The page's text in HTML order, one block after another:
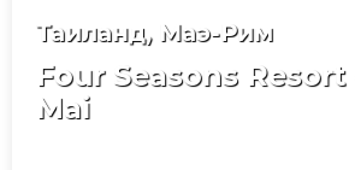
Таиланд, Маэ-Рим
Four Seasons
Mai